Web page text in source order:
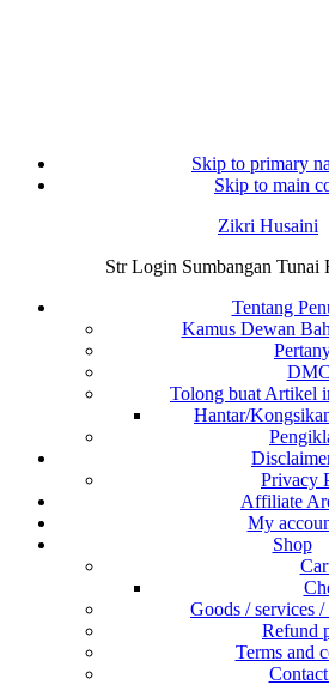
Skip to primary
Skip to main
Zikri Husaini
Str Login Sumbangan Tunai
Tentang
Kamus Dewan
Tolong buat Artikel
Hantar/
Privacy
Affiliate
My
Shop
Goods / services
Refund
Terms and